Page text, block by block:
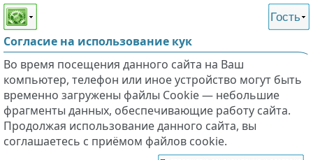
Этот сайт поддерживает
слабовидящих
Гость
Согласие на использование кук
Во время посещения данного сайта на Ваш
компьютер, телефон или иное устройство могут быть
временно загружены файлы Cookie — небольшие
фрагменты данных, обеспечивающие работу сайта.
Продолжая использование данного сайта, вы
соглашаетесь с приёмом файлов cookie.